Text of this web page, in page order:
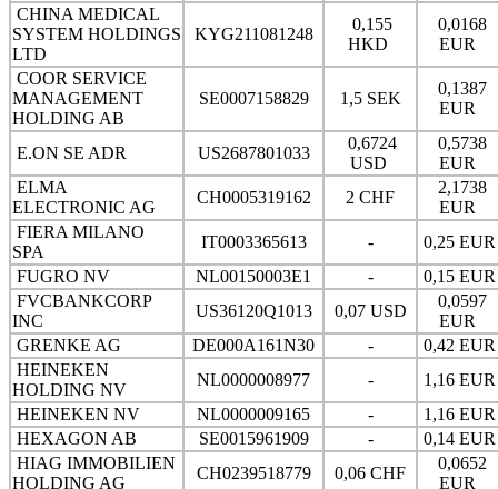
CHINA MEDICAL
SYSTEM HOLDINGS
LTD
KYG211081248
0,155
HKD
0,0168
EUR
COOR SERVICE
MANAGEMENT
HOLDING AB
SE0007158829 1,5 SEK
0,1387
EUR
E.ON SE ADR US2687801033
0,6724
USD
0,5738
EUR
ELMA
ELECTRONIC AG
CH0005319162 2 CHF
2,1738
EUR
FIERA MILANO
SPA
IT0003365613 -
0,25
FUGRO NV
NL00150003E1 -
0,15
FVCBANKCORP
INC
US36120Q1013 0,07 USD
0,0597
EUR
GRENKE AG
DE000A161N30 -
0,42
HEINEKEN
HOLDING NV
NL0000008977 -
1,16
HEINEKEN NV
NL0000009165 -
1,16
HEXAGON AB
SE0015961909 -
0,14
HIAG IMMOBILIEN
HOLDING AG
CH0239518779 0,06 CHF
0,0652
EUR